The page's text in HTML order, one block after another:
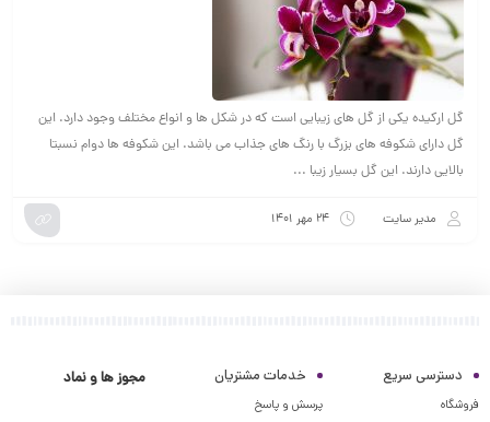
گل ارکیده یکی از گل های زیبایی است که در شکل ها و انواع مختلف وجود دارد. این
گل دارای شکوفه های بزرگ با رنگ های جذاب می باشد. این شکوفه ها دوام نسبتا
بالایی دارند. این گل بسیار زیبا ...
مدیر سایت ۲۴ مهر ۱۴۰۱
دسترسی سریع
فروشگاه
خدمات مشتریان
پرسش و پاسخ
مجوز ها و نماد